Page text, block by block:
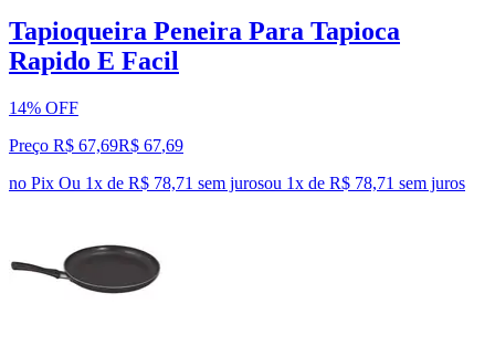
Tapioqueira Peneira Para Tapioca
Rapido E Facil
14% OFF
Preço R$ 67,69R$ 67,69
no Pix Ou 1x de R$ 78,71 sem jurosou 1x de R$ 78,71 sem juros